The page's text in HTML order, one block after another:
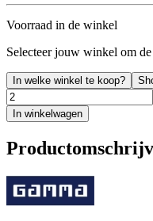
Voorraad in de winkel
Selecteer jouw winkel om
In welke winkel te koop?
In winkelwagen